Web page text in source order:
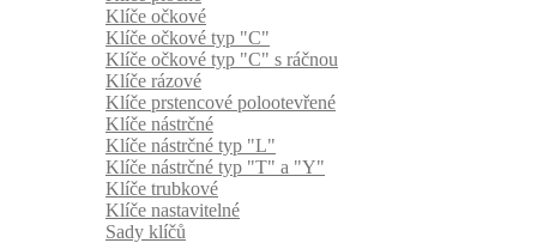
Klíče očkové
Klíče očkové typ "C"
Klíče očkové typ "C" s ráčnou
Klíče rázové
Klíče prstencové polootevřené
Klíče nástrčné
Klíče nástrčné typ "L"
Klíče nástrčné typ "T" a "Y"
Klíče trubkové
Klíče nastavitelné
Sady klíčů